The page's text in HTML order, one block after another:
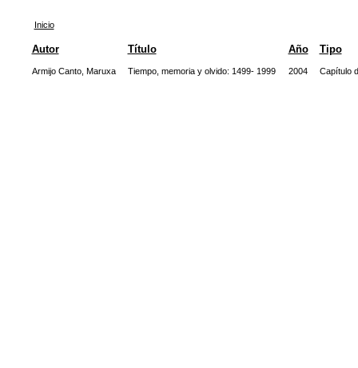
Inicio
Autor Título Año Tipo
Armijo Canto, Maruxa Tiempo, memoria y olvido: 1499- 1999 2004 Capítulo